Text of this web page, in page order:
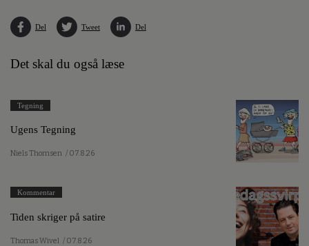
Del Tweet Del
Det skal du også læse
Tegning
Ugens Tegning
Niels Thomsen / 07.8.26
Kommentar
Tiden skriger på satire
Thomas Wivel / 07.8.26